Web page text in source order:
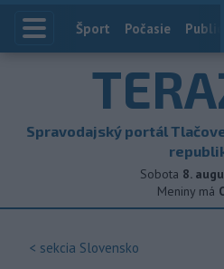
Index
Šport Počasie
Spravodajský portál
Sobota 8.
Meniny má
< sekcia Slovensko